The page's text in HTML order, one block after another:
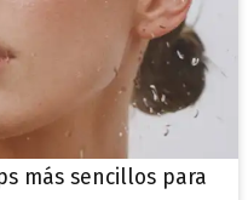
más sencillos para